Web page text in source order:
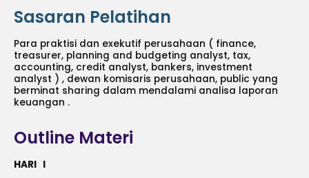
Sasaran Pelatihan
Para praktisi dan exekutif perusahaan ( finance,
treasurer, planning and budgeting analyst, tax,
accounting, credit analyst, bankers, investment
analyst ) , dewan komisaris perusahaan, public yang
berminat sharing dalam mendalami analisa laporan
keuangan .
Outline Materi
HARI I